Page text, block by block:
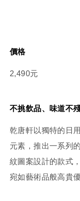
價格
2,490元
不挑飲品、味道不
乾唐軒以獨特的日
元素，推出一系列
紋圖案設計的款式
宛如藝術品般高貴